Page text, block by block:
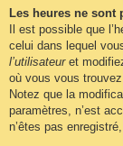
Les heures ne sont
Il est possible que
celui dans lequel
l’utilisateuret
où vous vous
Notez que la
paramètres, n’est
n’êtes pas